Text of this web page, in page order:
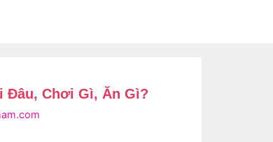
Đâu, Chơi Gì, Ăn Gì?